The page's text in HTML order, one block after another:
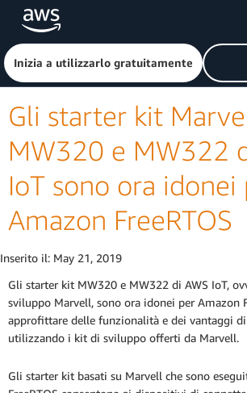
Passa al contenuto principale
Fai clic qui per tornare alla home
Inizia a utilizzarlo gratuitamente
Gli starter kit
MW320 e MW322
IoT sono ora idonei
Amazon FreeRTOS
Inserito il: May 21, 2019
Gli starter kit MW320 e MW322 di AWS IoT,
sviluppo Marvell, sono ora idonei per Amazon
approfittare delle funzionalità e dei vantaggi di
utilizzando i kit di sviluppo offerti da Marvell.
Gli starter kit basati su Marvell che sono